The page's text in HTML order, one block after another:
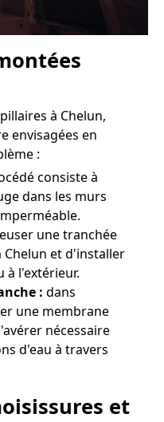
à Chelun,
envisagées en
:
consiste à
dans les murs
une tranchée
et d'installer
à l'extérieur.
: dans
une membrane
nécessaire
d'eau à travers
et